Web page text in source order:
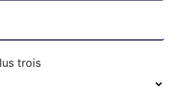
trois